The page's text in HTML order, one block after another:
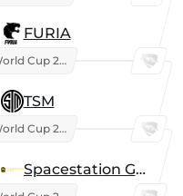
FURIA
Esports World Cup 2026
TSM
Esports World Cup 2026
Spacestation Gaming